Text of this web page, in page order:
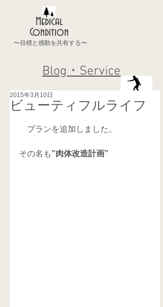
Medical
Condition
〜目標と感動を共有する〜
Blog・Service
ビューティフルライフ
2015年3月10日
プランを追加しました。
その名も”肉体改造計画”